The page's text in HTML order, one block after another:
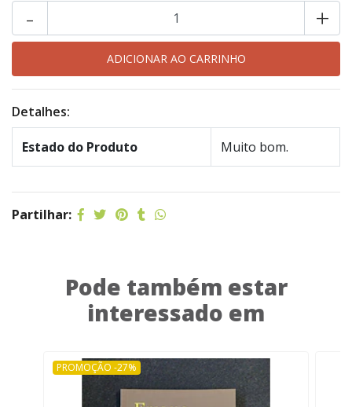
+
-
Detalhes:
Estado do Produto Muito bom.
Partilhar:
Pode também estar
interessado em
PROMOÇÃO -27%